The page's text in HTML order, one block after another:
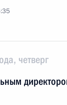
четверг